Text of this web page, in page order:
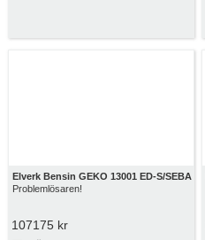
Elverk Bensin GEKO 13001 ED-S/SEBA
Problemlösaren!
107175 kr